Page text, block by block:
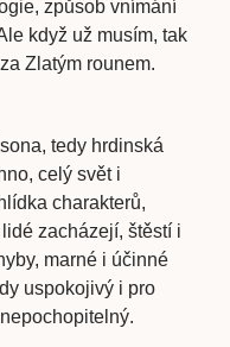
způsob vnímání
když už musím, tak
Zlatým rounem.
tedy hrdinská
celý svět i
charakterů,
zacházejí, štěstí i
marné i účinné
uspokojivý i pro